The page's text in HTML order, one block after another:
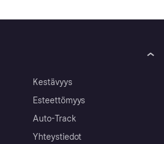
Kestävyys
Esteettömyys
Auto-Track
Yhteystiedot